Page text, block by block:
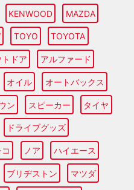
KENWOOD MAZDA
TOYO TOYOTA
トドア アルファード
オイル オートバックス
ン スピーカー タイヤ
ドライブグッズ
コ ノア ハイエース
ブリヂストン マツダ